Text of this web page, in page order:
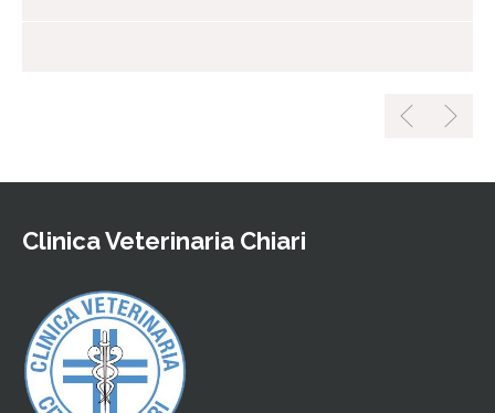
Clinica Veterinaria Chiari